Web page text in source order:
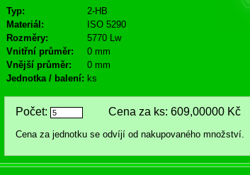
Typ:
2-HB
Materiál:
ISO 5290
Rozměry:
5770 Lw
Vnitřní průměr:
0 mm
Vnější průměr:
0 mm
Jednotka / balení: ks
Počet: Cena za ks: 609,00000 Kč
Cena za jednotku se odvíjí od nakupovaného množství.